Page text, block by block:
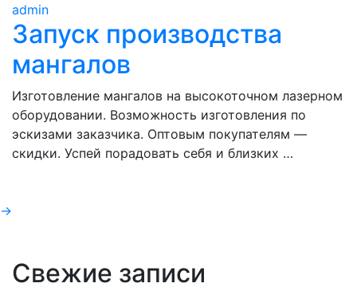
admin
Запуск производства
мангалов
Изготовление мангалов на высокоточном лазерном
оборудовании. Возможность изготовления по
эскизами заказчика. Оптовым покупателям —
скидки. Успей порадовать себя и близких …
Навигация
записям
→
Свежие записи